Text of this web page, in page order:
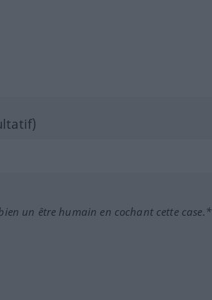
un être humain en cochant cette case.*